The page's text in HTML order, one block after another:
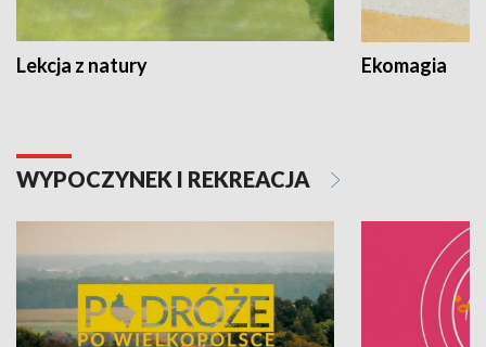
Lekcja z natury Ekomagia
WYPOCZYNEK I REKREACJA